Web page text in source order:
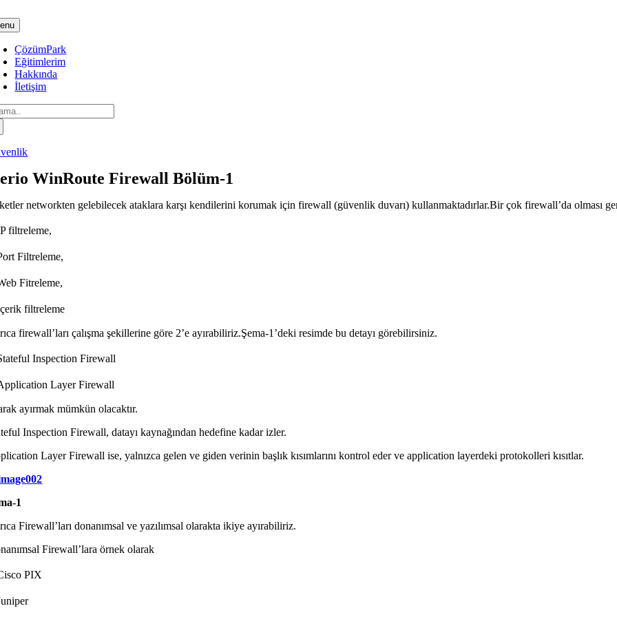
to
content
ÇözümPark
Eğitimlerim
Hakkında
İletişim
WinRoute Firewall Bölüm-1
networkten gelebilecek ataklara karşı kendilerini korumak için firewall (güvenlik duvarı) kullanmaktadırlar.Bir çok firewall’da olması
filtreleme,
Filtreleme,
Fitreleme,
filtreleme
firewall’ları çalışma şekillerine göre 2’e ayırabiliriz.Şema-1’deki resimde bu detayı görebilirsiniz.
Inspection Firewall
Layer Firewall
ayırmak mümkün olacaktır.
Inspection Firewall, datayı kaynağından hedefine kadar izler.
Layer Firewall ise, yalnızca gelen ve giden verinin başlık kısımlarını kontrol eder ve application layerdeki protokolleri kısıtlar.
1
Firewall’ları donanımsal ve yazılımsal olarakta ikiye ayırabiliriz.
Firewall’lara örnek olarak
PIX